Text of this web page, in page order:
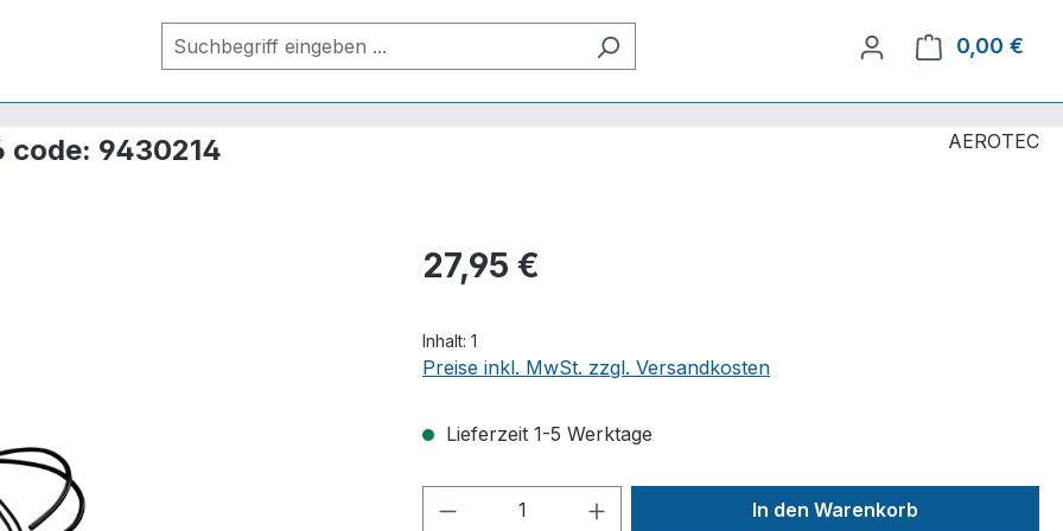
0,00 €
code: 9430214 AEROTEC
27,95 €
Inhalt: 1
Preise inkl. MwSt. zzgl. Versandkosten
Lieferzeit 1-5 Werktage
Produkt Anzahl: Gib den gewünschten Wert
In den Warenkorb